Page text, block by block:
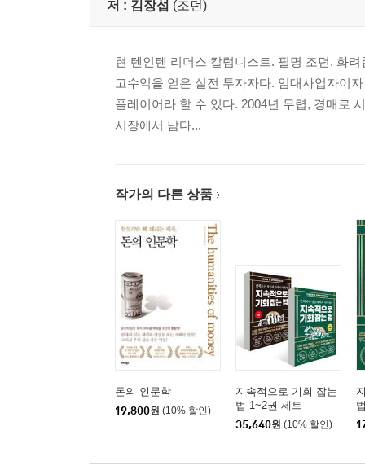
저 : 김장섭 (조던)
현 텐인텐 리더스 칼럼니스트. 필명 조던. 화
고수익을 얻은 실전 투자자다. 임대사업자이
플레이어라 할 수 있다. 2004년 무렵, 경매로
시장에서 남다...
작가의 다른 상품
돈의 인문학
19,800원 (10% 할인)
지속적으로 기회 잡는
법 1~2권 세트
35,640원 (10% 할인)